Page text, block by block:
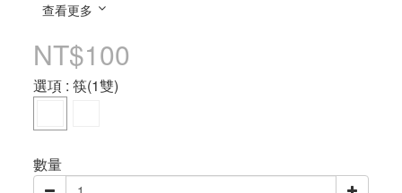
查看更多
NT$100
選項 : 筷(1雙)
數量